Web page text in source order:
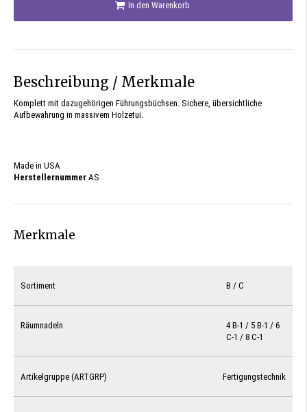
In den Warenkorb
Beschreibung / Merkmale
Komplett mit dazugehörigen Führungsbüchsen. Sichere, übersichtliche
Aufbewahrung in massivem Holzetui.
Made in USA
Herstellernummer AS
Merkmale
Sortiment B / C
Räumnadeln
4 B-1 / 5 B-1 / 6
C-1 / 8 C-1
Artikelgruppe (ARTGRP) Fertigungstechnik